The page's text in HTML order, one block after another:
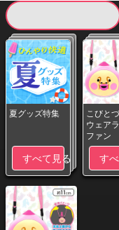
夏グッズ特集
すべて見る
こびと
ウェア
ファン
す